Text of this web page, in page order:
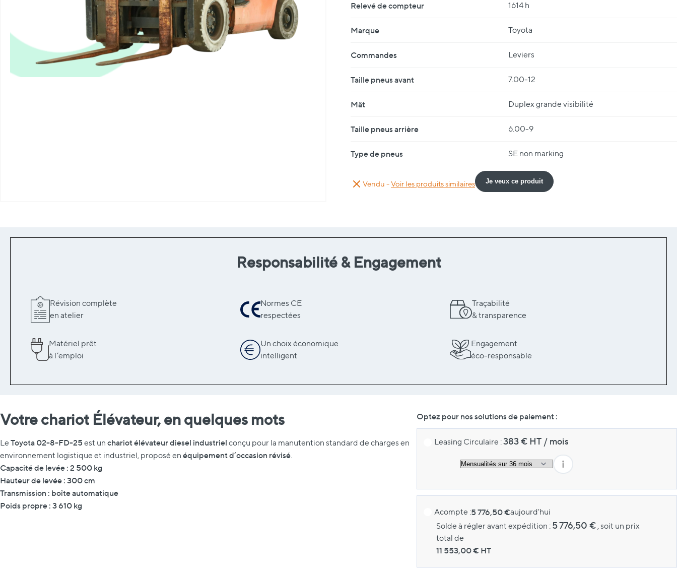
Relevé de compteur 1614 h
Marque Toyota
Commandes Leviers
Taille pneus avant 7.00-12
Mât Duplex grande visibilité
Taille pneus arrière 6.00-9
Type de pneus SE non marking
Vendu -Voir les produits similaires Je veux ce produit
Responsabilité & Engagement
Révision complète
en atelier
Normes CE
respectées
Traçabilité
& transparence
Matériel prêt
à l’emploi
Un choix économique
intelligent
Engagement
éco-responsable
Votre chariot Élévateur, en quelques mots
Le Toyota 02-8-FD-25 est un chariot élévateur diesel industriel conçu pour la manutention standard de charges en
environnement logistique et industriel, proposé en équipement d’occasion révisé.
Capacité de levée : 2 500 kg
Hauteur de levée : 300 cm
Transmission : boîte automatique
Poids propre : 3 610 kg
Optez pour nos solutions de paiement :
Leasing Circulaire :383€ HT / mois
Acompte :5 776,50 €aujourd'hui
Solde à régler avant expédition : 5 776,50 €, soit un prix
total de
11 553,00€ HT